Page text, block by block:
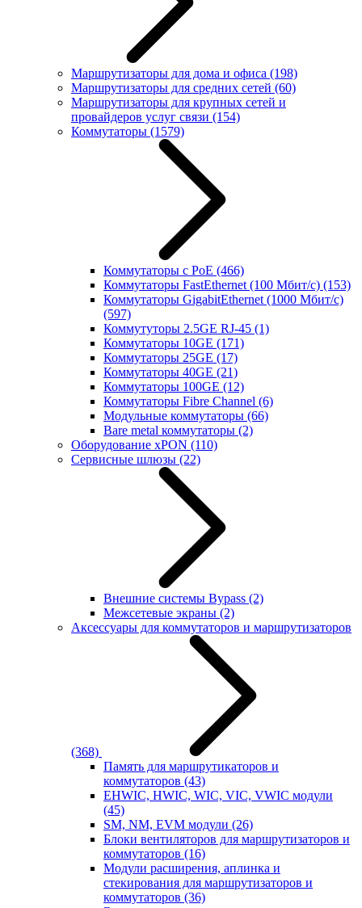
Маршрутизаторы для дома и офиса (198)
Маршрутизаторы для средних сетей (60)
Маршрутизаторы для крупных сетей и
провайдеров услуг связи (154)
Коммутаторы (1579)
Коммутаторы с PoE (466)
Коммутаторы FastEthernet (100 Мбит/с) (153)
Коммутаторы GigabitEthernet (1000 Мбит/с)
(597)
Коммутуторы 2.5GE RJ-45 (1)
Коммутаторы 10GE (171)
Коммутаторы 25GE (17)
Коммутаторы 40GE (21)
Коммутаторы 100GE (12)
Коммутаторы Fibre Channel (6)
Модульные коммутаторы (66)
Bare metal коммутаторы (2)
Оборудование xPON (110)
Сервисные шлюзы (22)
Внешние системы Bypass (2)
Межсетевые экраны (2)
Аксессуары для коммутаторов и маршрутизаторов
(368)
Память для маршрутикаторов и
коммутаторов (43)
EHWIC, HWIC, WIC, VIC, VWIC модули
(45)
SM, NM, EVM модули (26)
Блоки вентиляторов для маршрутизаторов и
коммутаторов (16)
Модули расширения, аплинка и
стекирования для маршрутизаторов и
коммутаторов (36)